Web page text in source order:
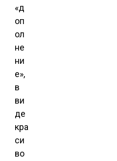
«д
оп
ол
не
ни
е»,
в
ви
де
кра
си
во